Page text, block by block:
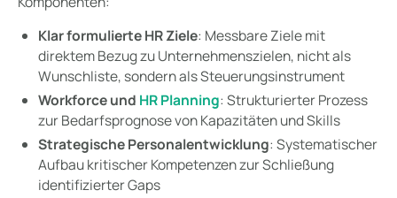
Klar formulierte HR Ziele: Messbare Ziele mit
direktem Bezug zu Unternehmenszielen, nicht als
Wunschliste, sondern als Steuerungsinstrument
Workforce und HR Planning: Strukturierter Prozess
zur Bedarfsprognose von Kapazitäten und Skills
Strategische Personalentwicklung: Systematischer
Aufbau kritischer Kompetenzen zur Schließung
identifizierter Gaps